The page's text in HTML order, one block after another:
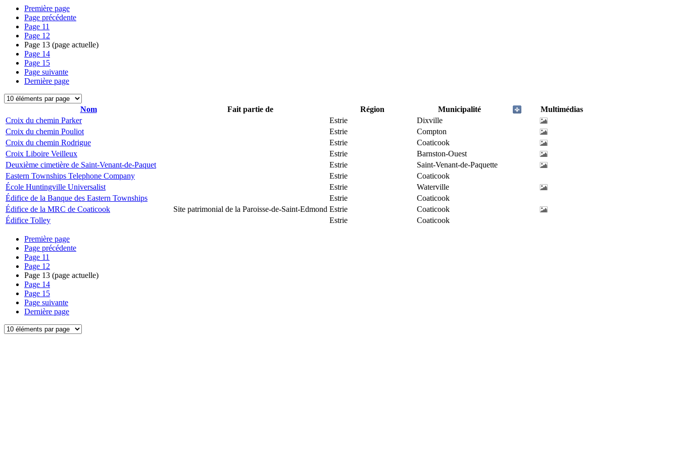
Première page
Page précédente
Page 11
Page 12
Page 13 (page actuelle)
Page 14
Page 15
Page suivante
Dernière page
Nom Fait partie de Région Municipalité
Multimédias
Croix du chemin Parker
Estrie
Dixville
Croix du chemin Pouliot
Estrie
Compton
Croix du chemin Rodrigue
Estrie
Coaticook
Croix Liboire Veilleux
Estrie
Barnston-Ouest
Deuxième cimetière de Saint-Venant-de-Paquet
Estrie
Saint-Venant-de-Paquette
Eastern Townships Telephone Company
Estrie
Coaticook
École Huntingville Universalist
Estrie
Waterville
Édifice de la Banque des Eastern Townships
Estrie
Coaticook
Édifice de la MRC de Coaticook
Site patrimonial de la Paroisse-de-Saint-Edmond Estrie
Coaticook
Édifice Tolley
Estrie Coaticook
Première page
Page précédente
Page 11
Page 12
Page 13 (page actuelle)
Page 14
Page 15
Page suivante
Dernière page